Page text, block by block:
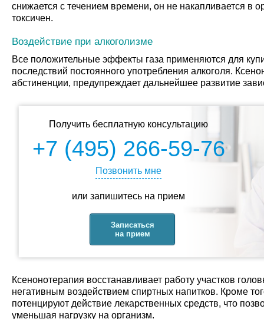
снижается с течением времени, он не накапливается в
токсичен.
Воздействие при алкоголизме
Все положительные эффекты газа применяются для
последствий постоянного употребления алкоголя.
абстиненции, предупреждает дальнейшее развитие
Получить бесплатную консультацию
+7 (495) 266-59-76
Позвонить мне
или запишитесь на прием
Записаться
на прием
Ксенонотерапия восстанавливает работу участков
негативным воздействием спиртных напитков. Кроме
потенцируют действие лекарственных средств, что
уменьшая нагрузку на организм.